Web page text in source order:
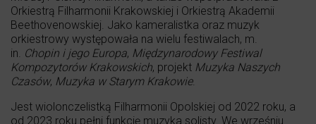
Orkiestrą Filharmonii Krakowskiej i Orkiestrą Akademii
Beethovenowskiej. Jako kameralistka oraz muzyk
orkiestrowy występowała na wielu festiwalach, m.
in. Chopin i jego Europa, Międzynarodowy Festiwal
Kompozytorów Krakowskich, projekt Muzyka Naszych
Czasów, Muzyka w Starym Krakowie.
Jest wiolonczelistką Filharmonii Opolskiej od 2022 roku, a
od 2023 roku pełni funkcję muzyka solisty. We wrześniu